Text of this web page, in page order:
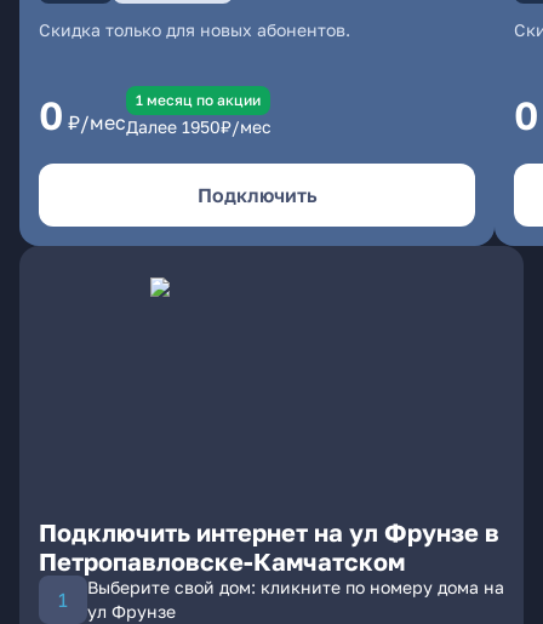
Скидка только для новых абонентов.
0 ₽/мес
1 месяц по акции
Далее 1950₽/мес
Подключить
0
Подключить интернет на ул Фрунзе в
Петропавловске-Камчатском
Выберите свой дом: кликните по номеру дома на
ул Фрунзе